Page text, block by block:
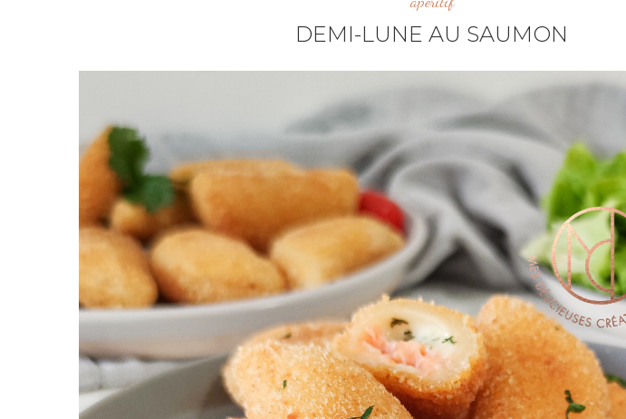
DEMI-LUNE AU SAUMON